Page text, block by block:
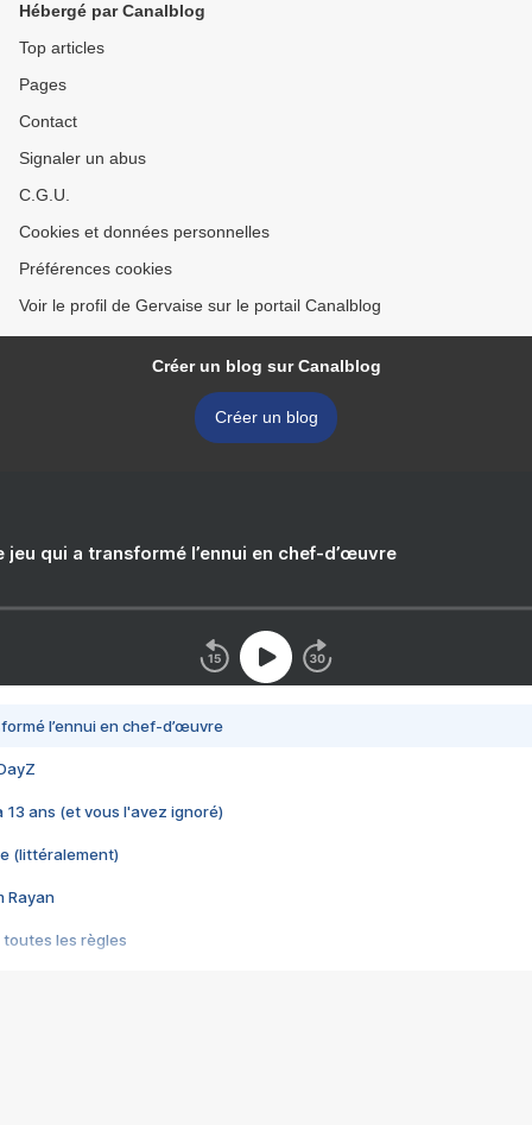
Hébergé par Canalblog
Top articles
Pages
Contact
Signaler un abus
C.G.U.
Cookies et données personnelles
Préférences cookies
Voir le profil de Gervaise sur le portail Canalblog
Créer un blog sur Canalblog
Créer un blog
jeu qui a transformé l’ennui en chef-d’œuvre
l’ennui en chef-d’œuvre
13 ans (et vous l'avez ignoré)
(littéralement)
Rayan
toutes les règles